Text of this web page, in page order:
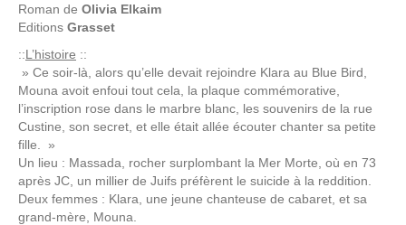
Roman de Olivia Elkaim
Editions Grasset
::L’histoire ::
» Ce soir-là, alors qu’elle devait rejoindre Klara au Blue Bird,
Mouna avoit enfoui tout cela, la plaque commémorative,
l’inscription rose dans le marbre blanc, les souvenirs de la rue
Custine, son secret, et elle était allée écouter chanter sa petite
fille. »
Un lieu : Massada, rocher surplombant la Mer Morte, où en 73
après JC, un millier de Juifs préfèrent le suicide à la reddition.
Deux femmes : Klara, une jeune chanteuse de cabaret, et sa
grand-mère, Mouna.